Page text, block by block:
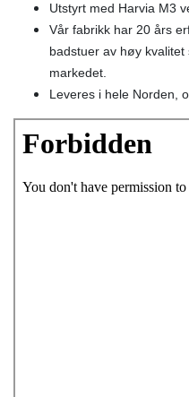
Utstyrt med Harvia M3
Vår fabrikk har 20 års
badstuer av høy
markedet.
Leveres i hele Norden,